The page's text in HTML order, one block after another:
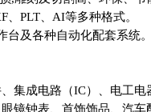
、PLT、AI等多种格式。
台及各种自动化配套系统
集成电路（IC）、电工
镜钟表、首饰饰品、汽